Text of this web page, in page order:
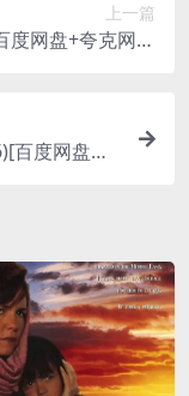
上一篇
网盘+夸克网盘
百度网盘